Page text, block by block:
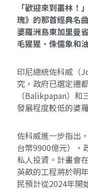
「歡迎來到叢林！
瑰》的那首經典名
婆羅洲島東加里曼
毛猩猩、侏儒象和
印尼總統佐科威（
究，政府已選定遷
（Balikpapan）
發展程度較低的婆
佐科威進一步指出
台幣9900億元），
私人投資。計畫會
英畝的工程將於明
民預計從2024年開